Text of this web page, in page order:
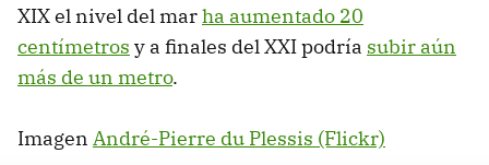
XIX el nivel del marha aumentado 20
centímetros y a finales del XXI podría subir aún
más de un metro.
Imagen André-Pierre du Plessis (Flickr)